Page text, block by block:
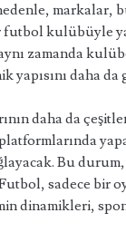
markalar,
futbol kulübüyle
zamanda
yapısını daha
daha da
Bu
sadece bir
dinamikleri,